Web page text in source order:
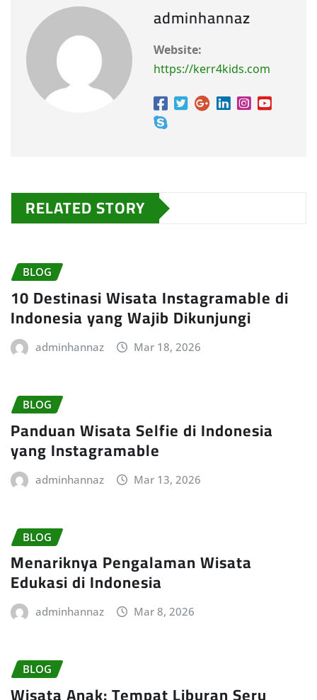
adminhannaz
Website:
https://kerr4kids.com
RELATED STORY
BLOG
10 Destinasi Wisata Instagramable di
Indonesia yang Wajib Dikunjungi
adminhannaz Mar 18, 2026
BLOG
Panduan Wisata Selfie di Indonesia
yang Instagramable
adminhannaz Mar 13, 2026
BLOG
Menariknya Pengalaman Wisata
Edukasi di Indonesia
adminhannaz Mar 8, 2026
BLOG